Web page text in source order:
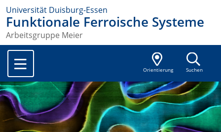
Universität Duisburg-Essen
Funktionale Ferroische Systeme
Arbeitsgruppe Meier
Orientierung Suchen